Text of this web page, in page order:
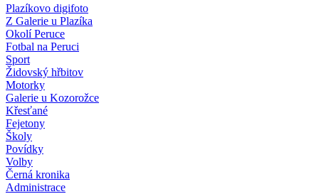
Plazíkovo digifoto
Z Galerie u Plazíka
Okolí Peruce
Fotbal na Peruci
Sport
Židovský hřbitov
Motorky
Galerie u Kozorožce
Křesťané
Fejetony
Školy
Povídky
Volby
Černá kronika
Administrace